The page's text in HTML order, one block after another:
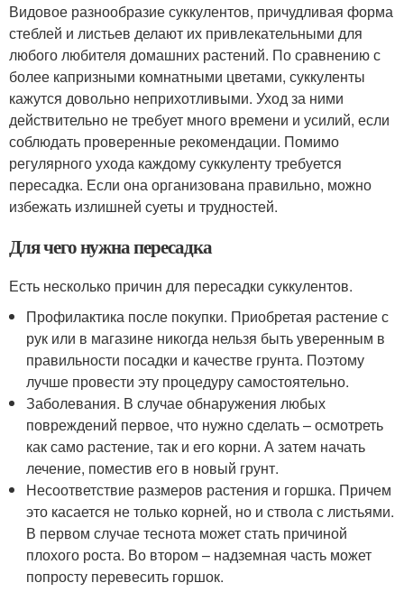
Видовое разнообразие суккулентов, причудливая форма
стеблей и листьев делают их привлекательными для
любого любителя домашних растений. По сравнению с
более капризными комнатными цветами, суккуленты
кажутся довольно неприхотливыми. Уход за ними
действительно не требует много времени и усилий, если
соблюдать проверенные рекомендации. Помимо
регулярного ухода каждому суккуленту требуется
пересадка. Если она организована правильно, можно
избежать излишней суеты и трудностей.
Для чего нужна пересадка
Есть несколько причин для пересадки суккулентов.
Профилактика после покупки. Приобретая растение с
рук или в магазине никогда нельзя быть уверенным в
правильности посадки и качестве грунта. Поэтому
лучше провести эту процедуру самостоятельно.
Заболевания. В случае обнаружения любых
повреждений первое, что нужно сделать – осмотреть
как само растение, так и его корни. А затем начать
лечение, поместив его в новый грунт.
Несоответствие размеров растения и горшка. Причем
это касается не только корней, но и ствола с листьями.
В первом случае теснота может стать причиной
плохого роста. Во втором – надземная часть может
попросту перевесить горшок.